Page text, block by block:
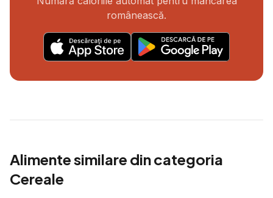
românească.
Alimente similare din categoria
Cereale